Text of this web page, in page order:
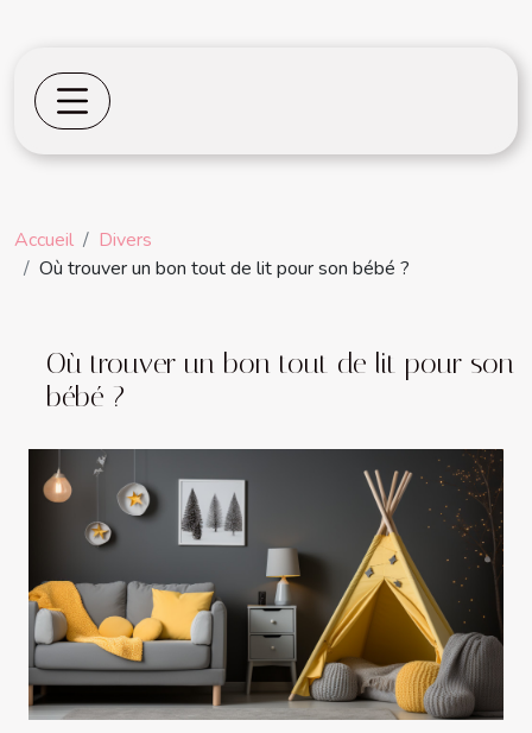
Accueil
Divers
Où trouver un bon tout de lit pour son bébé ?
Où trouver un bon tout de lit pour son
bébé ?